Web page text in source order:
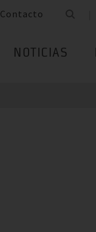
Contacto
NOTICIAS